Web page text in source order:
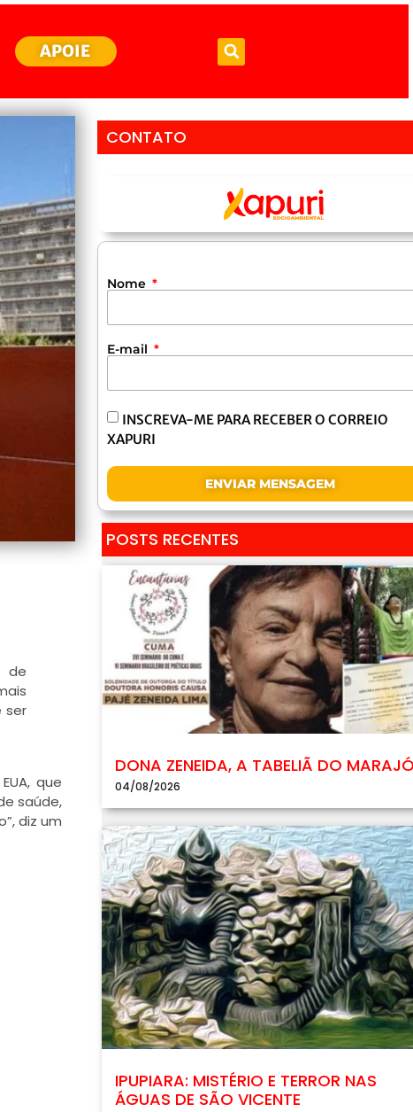
APOIE
de
ser
que
saúde,
diz um
CONTATO
Nome
E-mail
INSCREVA-ME PARA RECEBER O CORREIO
XAPURI
ENVIAR MENSAGEM
POSTS RECENTES
DONA ZENEIDA, A TABELIÃ DO
04/08/2026
IPUPIARA: MISTÉRIO E TERROR NAS
ÁGUAS DE SÃO VICENTE